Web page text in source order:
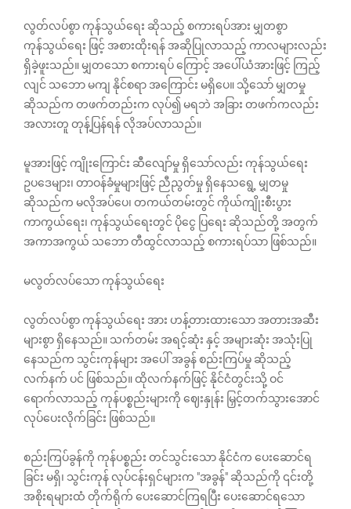
လွတ်လပ်စွာ ကုန်သွယ်ရေး ဆိုသည့် စကားရပ်အား မျှတစွာ
ကုန်သွယ်ရေး ဖြင့် အစားထိုးရန် အဆိုပြုလာသည့် ကာလများလည်း
ရှိခဲ့ဖူးသည်။ မျှတသော စကားရပ် ကြောင့် အပေါ်ယံအားဖြင့် ကြည့်
လျင် သဘော မကျ နိုင်စရာ အကြောင်း မရှိပေ။ သို့သော် မျှတမှု
ဆိုသည်က တဖက်တည်းက လုပ်၍ မရဘဲ အခြား တဖက်ကလည်း
အလားတူ တုန့်ပြန်ရန် လိုအပ်လာသည်။
မူအားဖြင့် ကျိုးကြောင်း ဆီလျော်မှု ရှိသော်လည်း ကုန်သွယ်ရေး
ဥပ‌ဒေများ၊ တာဝန်ခံမှုများဖြင့် ညီညွတ်မှု ရှိနေသရွေ့ မျှတမှု
ဆိုသည်က မလိုအပ်ပေ၊ တကယ်တမ်းတွင် ကိုယ်ကျိုးစီးပွား
ကာကွယ်ရေး၊ ကုန်သွယ်ရေးတွင် ပိုငွေ ပြရေး ဆိုသည်တို့ အတွက်
အကာအကွယ် သဘော တီထွင်လာသည့် စကားရပ်သာ ဖြစ်သည်။
မလွတ်လပ်သော ကုန်သွယ်ရေး
လွတ်လပ်စွာ ကုန်သွယ်ရေး အား ဟန့်တားထားသော အတားအဆီး
များစွာ ရှိနေသည်။ သက်တမ်း အရင့်ဆုံး နှင့် အများဆုံး အသုံးပြု
နေသည်က သွင်းကုန်များ အပေါ် အခွန် စည်းကြပ်မှု ဆိုသည့်
လက်နက် ပင် ဖြစ်သည်။ ထိုလက်နက်ဖြင့် နိုင်ငံတွင်းသို့ ဝင်
ရောက်လာသည့် ကုန်ပစ္စည်းများကို ဈေးနှုန်း မြှင့်တက်သွားအောင်
လုပ်ပေးလိုက်ခြင်း ဖြစ်သည်။
စည်းကြပ်ခွန်ကို ကုန်ပစ္စည်း တင်သွင်းသော နိုင်ငံက ပေးဆောင်ရ
ခြင်း မရှိ၊ သွင်းကုန် လုပ်ငန်းရှင်များက "အခွန်" ဆိုသည်ကို ၎င်းတို့
အစိုးရများထံ တိုက်ရိုက် ပေးဆောင်ကြရပြီး ပေးဆောင်ရသော